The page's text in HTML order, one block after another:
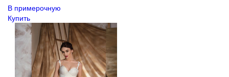
В примерочную
Купить